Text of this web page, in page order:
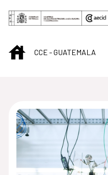
Saltar al contenido principal
INICIOCCE - GUATEMALA